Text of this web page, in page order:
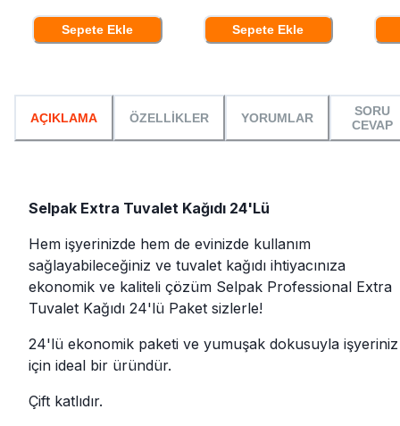
Sepete Ekle Sepete Ekle
AÇIKLAMA ÖZELLİKLER YORUMLAR
SORU
CEVAP
Selpak Extra Tuvalet Kağıdı 24'Lü
Hem işyerinizde hem de evinizde kullanım
sağlayabileceğiniz ve tuvalet kağıdı ihtiyacınıza
ekonomik ve kaliteli çözüm Selpak Professional Extra
Tuvalet Kağıdı 24'lü Paket sizlerle!
24'lü ekonomik paketi ve yumuşak dokusuyla işyeriniz
için ideal bir üründür.
Çift katlıdır.